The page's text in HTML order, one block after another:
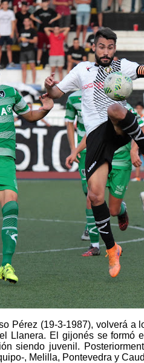
Pérez (19-3-1987), volverá
Llanera. El gijonés se formó
siendo juvenil.
, Melilla, Pontevedra y